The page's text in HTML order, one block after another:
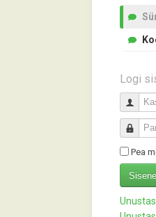
Logi
Pea
Sisene